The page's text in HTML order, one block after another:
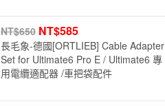
NT$650 NT$585
長毛象-德國[ORTLIEB] Cable Adapter
Set for Ultimate6 Pro E / Ultimate6 專
用電纜適配器 /車把袋配件